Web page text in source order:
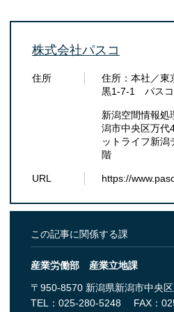
株式会社パスコ
住所
住所：本社／東
黒1-7-1 パスコ
新潟空間情報処
潟市中央区万代
ットライフ新潟
階​
URL https://
この記事に関係する課
産業労働部 産業立地課
〒950-8570 新潟県新潟市中央
TEL：025-280-5248
FAX：